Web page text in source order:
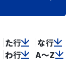
た行 な行
わ行
A～Z